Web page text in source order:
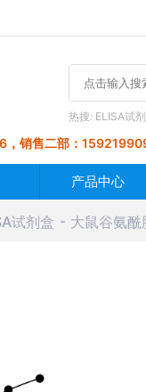
热搜: ELISA试
，销售二部：
产品中心
试剂盒 大鼠谷氨